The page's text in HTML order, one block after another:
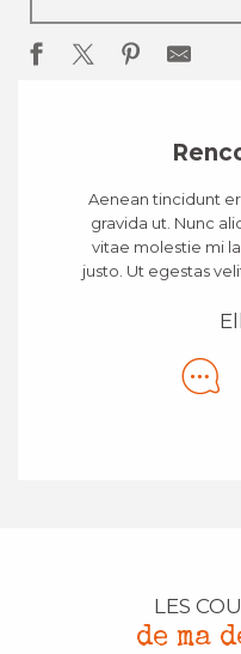
Aenean tincidunt
gravida ut. Nunc
vitae molestie mi
justo. Ut egestas
LES
de ma